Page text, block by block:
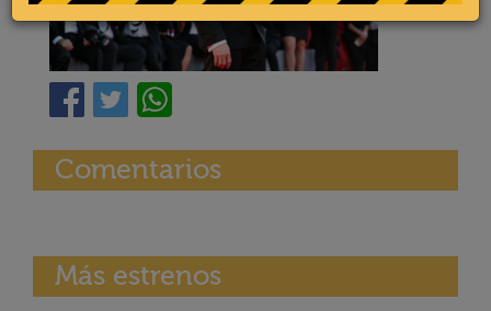
Comentarios
Más estrenos